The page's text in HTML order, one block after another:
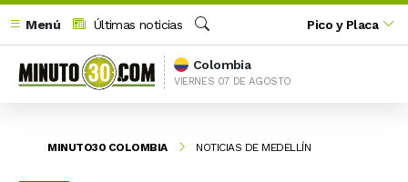
Menú
Últimas noticias
Buscar
Pico y Placa
Colombia
VIERNES 07 DE AGOSTO
MINUTO30 COLOMBIA NOTICIAS DE MEDELLÍN